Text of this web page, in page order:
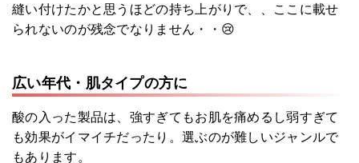
縫い付けたかと思うほどの持ち上がりで、、ここに載せ
られないのが残念でなりません・・😢
広い年代・肌タイプの方に
酸の入った製品は、強すぎてもお肌を痛めるし弱すぎて
も効果がイマイチだったり。選ぶのが難しいジャンルで
もあります。